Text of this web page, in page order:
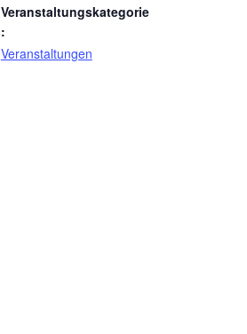
Veranstaltungskategorie
:
Veranstaltungen